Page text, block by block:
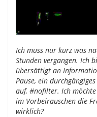
Ich muss nur kurz was
Stunden vergangen. Ich
übersättigt an
Pause, ein
auf, #nofilter. Ich
im Vorbeirauschen die
wirklich?